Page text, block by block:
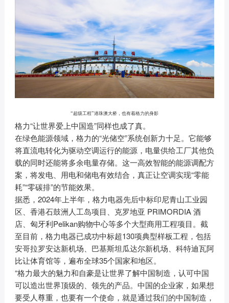
“超级工程”港珠澳大桥，也有着格力的身影
格力“让世界爱上中国造”同样也成了真。
在绿色能源领域，格力的“光储空”系统创新力十足。它能够
将直流电转化为驱动空调运行的能源，电量供给工厂其他负
载的同时还能将多余电量存储。这一高效智能的能源调配方
案，将发电、用电和储电有效结合，真正让空调实现“零能
耗”“零碳排”的节能效果。
据悉，2024年上半年，格力电器先后中标印尼青山工业园
区、香港石鼓洲人工岛项目、克罗地亚 PRIMORDIA 酒
店、匈牙利Pelikan购物中心等多个大型商用工程项目。截
至目前，格力电器已成功中标超130项典型样板工程，包括
安哥拉罗安达新机场、巴基斯坦瓜达尔新机场、科特迪瓦阿
比让体育馆等，遍布全球35个国家和地区。
“格力最大的魅力和自豪是让世界了解中国制造，认可中国
可以造出世界顶级的、领先的产品。中国的企业家，如果想
要受人尊重，也要有一个使命，就是通过我们的中国制造，